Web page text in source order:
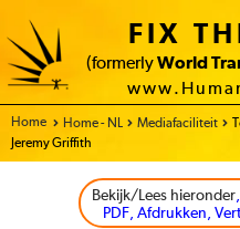
FIX
(formerly World
Home - FIX THE WORLD
Home - NL Mediafaciliteit
Jeremy Griffith
Bekijk/Lees hieronder
PDF, Afdrukken,